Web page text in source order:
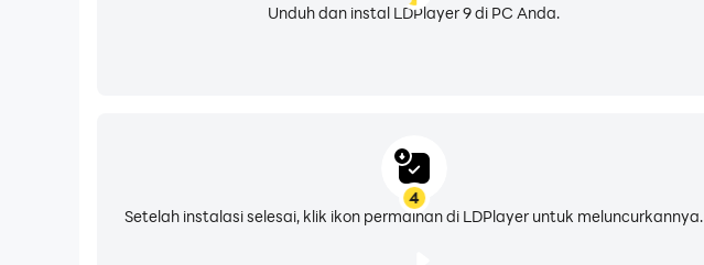
Unduh dan instal LDPlayer 9 di PC Anda.
4
Setelah instalasi selesai, klik ikon permainan di LDPlayer untuk meluncurkannya.